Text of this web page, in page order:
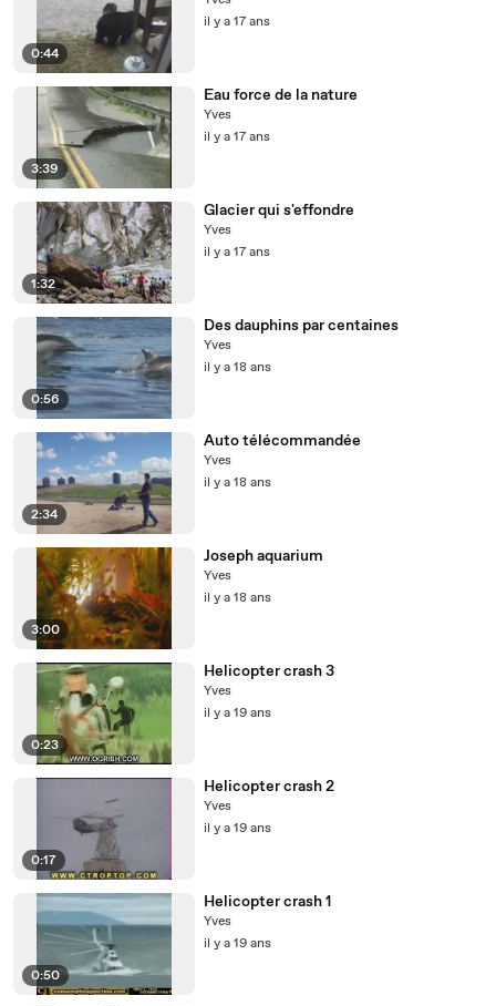
0:44
il y a 17 ans
3:39
Eau force de la nature
Yves
il y a 17 ans
1:32
Glacier qui s'effondre
Yves
il y a 17 ans
0:56
Des dauphins par centaines
Yves
il y a 18 ans
2:34
Auto télécommandée
Yves
il y a 18 ans
3:00
Joseph aquarium
Yves
il y a 18 ans
0:23
Helicopter crash 3
Yves
il y a 19 ans
0:17
Helicopter crash 2
Yves
il y a 19 ans
0:50
Helicopter crash 1
Yves
il y a 19 ans